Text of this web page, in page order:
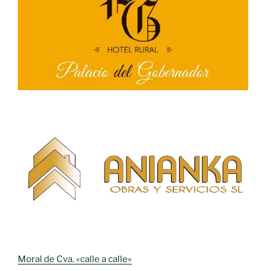
Moral de Cva. «calle a calle»